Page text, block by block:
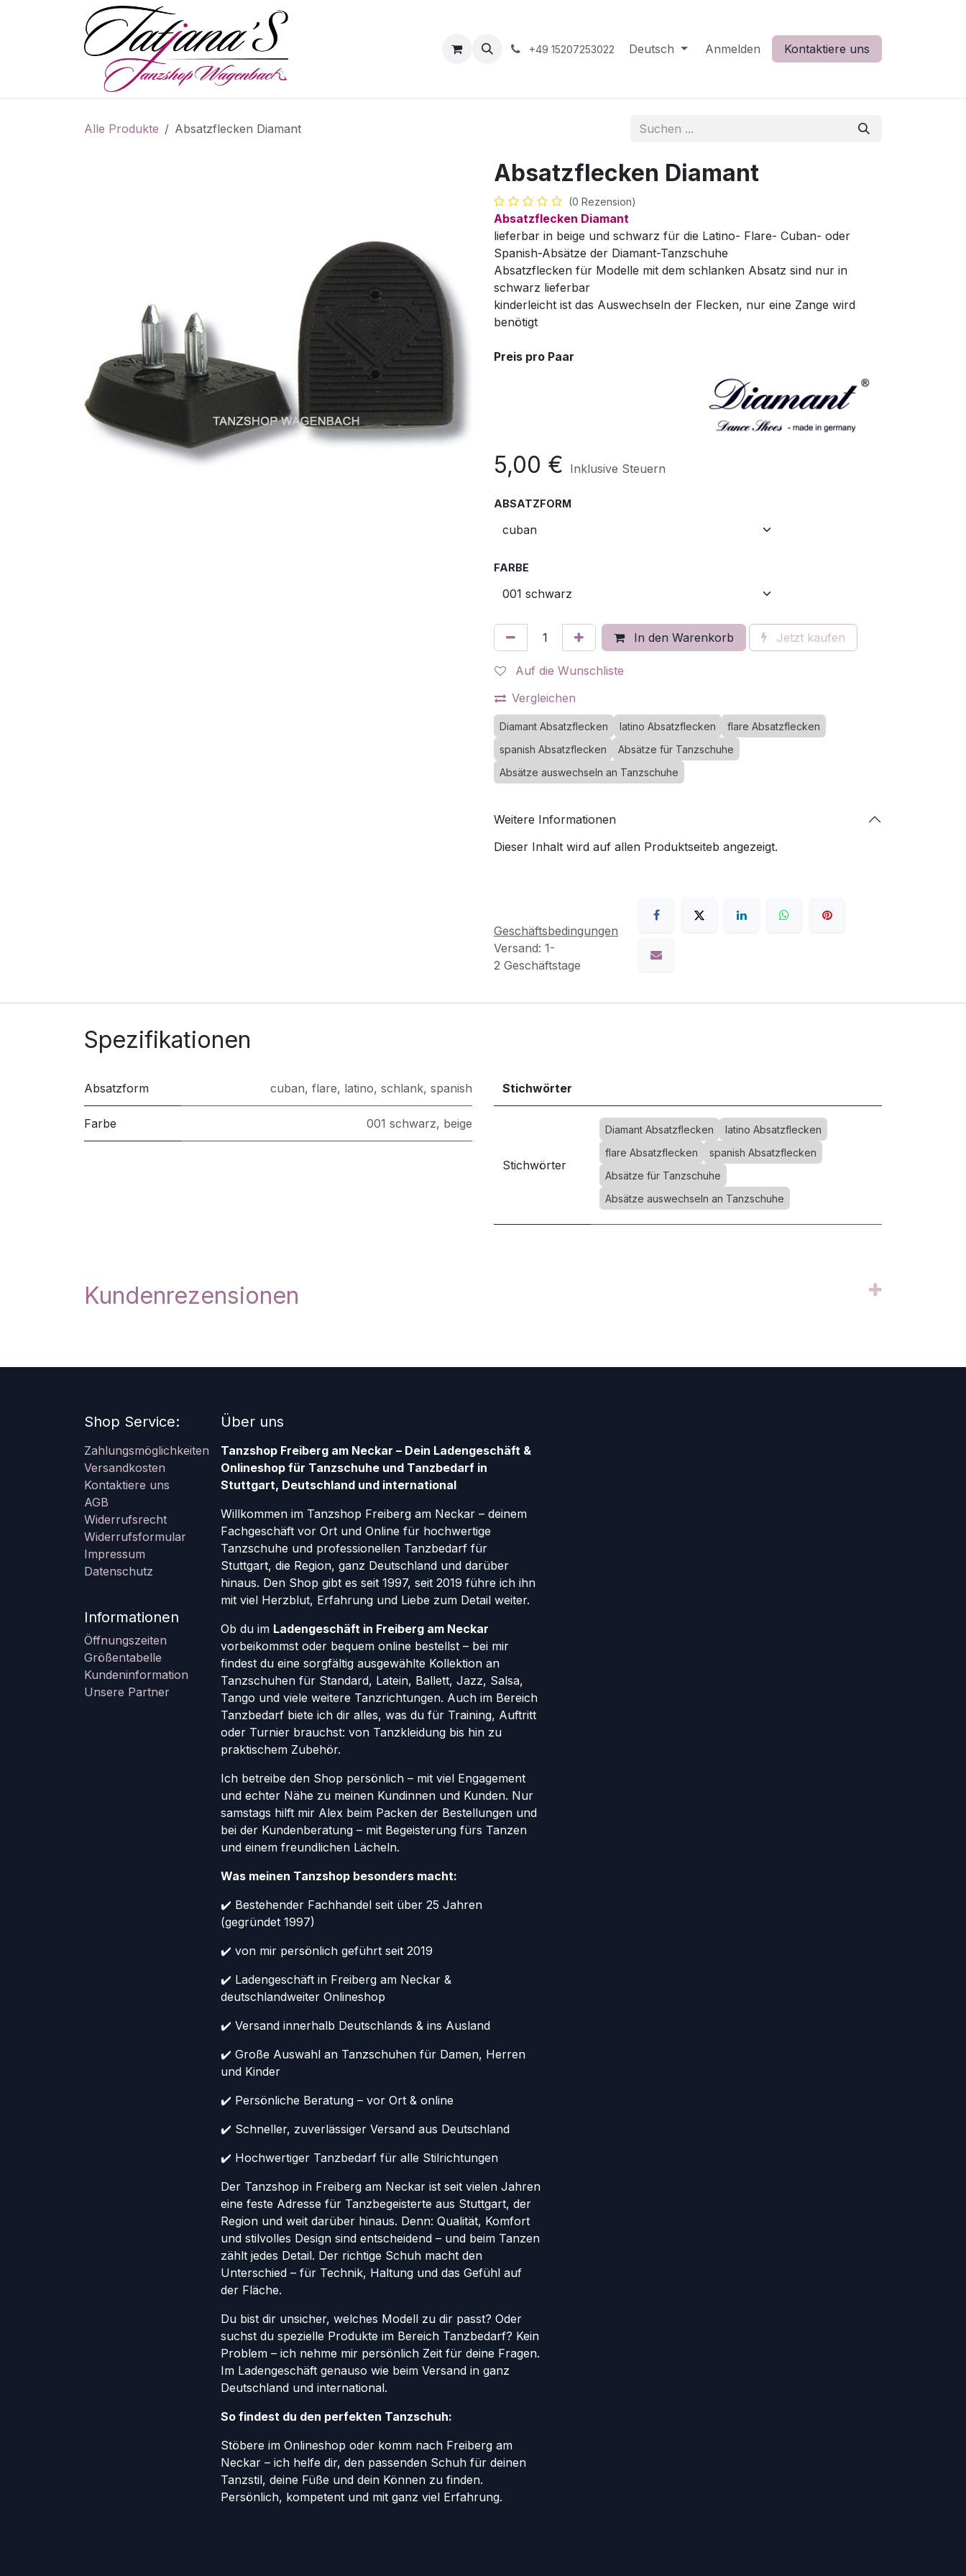
Zum Inhalt springen
Hilfe Termin +49 15207253022 Deutsch Anmelden Kontaktiere uns
Alle Produkte Absatzflecken Diamant
Absatzflecken Diamant
(0 Rezension)
Absatzflecken Diamant
lieferbar in beige und schwarz für die Latino- Flare- Cuban- oder
Spanish-Absätze der Diamant-Tanzschuhe
Absatzflecken für Modelle mit dem schlanken Absatz sind nur in
schwarz lieferbar
kinderleicht ist das Auswechseln der Flecken, nur eine Zange wird
benötigt
Preis pro Paar
5,00 € Inklusive Steuern
ABSATZFORM
FARBE
In den Warenkorb Jetzt kaufen
Auf die Wunschliste
Vergleichen
Diamant Absatzflecken latino Absatzflecken
flare Absatzflecken
spanish Absatzflecken
Absätze für Tanzschuhe
Absätze auswechseln an Tanzschuhe
Weitere Informationen
Dieser Inhalt wird auf allen Produktseiteb angezeigt.
Geschäftsbedingungen
Versand: 1-
2 Geschäftstage
Spezifikationen
Absatzform cuban, flare, latino, schlank, spanish
Farbe 001 schwarz, beige
Stichwörter
Stichwörter
Diamant Absatzflecken
latino Absatzflecken
flare Absatzflecken
spanish Absatzflecken
Absätze für Tanzschuhe
Absätze auswechseln an Tanzschuhe
Kundenrezensionen
Shop Service:
Zahlungsmöglichkeiten
Versandkosten
Kontaktiere uns
AGB
Widerrufsrecht
Widerrufsformular
Impressum
Datenschutz
Informationen
Öffnungszeiten
Größentabelle
Kundeninformation
Unsere Partner
Über uns
Tanzshop Freiberg am Neckar – Dein Ladengeschäft &
Onlineshop für Tanzschuhe und Tanzbedarf in
Stuttgart, Deutschland und international
Willkommen im Tanzshop Freiberg am Neckar – deinem
Fachgeschäft vor Ort und Online für hochwertige
Tanzschuhe und professionellen Tanzbedarf für
Stuttgart, die Region, ganz Deutschland und darüber
hinaus. Den Shop gibt es seit 1997, seit 2019 führe ich ihn
mit viel Herzblut, Erfahrung und Liebe zum Detail weiter.
Ob du im Ladengeschäft in Freiberg am Neckar
vorbeikommst oder bequem online bestellst – bei mir
findest du eine sorgfältig ausgewählte Kollektion an
Tanzschuhen für Standard, Latein, Ballett, Jazz, Salsa,
Tango und viele weitere Tanzrichtungen. Auch im Bereich
Tanzbedarf biete ich dir alles, was du für Training, Auftritt
oder Turnier brauchst: von Tanzkleidung bis hin zu
praktischem Zubehör.
Ich betreibe den Shop persönlich – mit viel Engagement
und echter Nähe zu meinen Kundinnen und Kunden. Nur
samstags hilft mir Alex beim Packen der Bestellungen und
bei der Kundenberatung – mit Begeisterung fürs Tanzen
und einem freundlichen Lächeln.
Was meinen Tanzshop besonders macht:
✔️ Bestehender Fachhandel seit über 25 Jahren
(gegründet 1997)
✔️ von mir persönlich geführt seit 2019
✔️ Ladengeschäft in Freiberg am Neckar &
deutschlandweiter Onlineshop
✔️ Versand innerhalb Deutschlands & ins Ausland
✔️ Große Auswahl an Tanzschuhen für Damen, Herren
und Kinder
✔️ Persönliche Beratung – vor Ort & online
✔️ Schneller, zuverlässiger Versand aus Deutschland
✔️ Hochwertiger Tanzbedarf für alle Stilrichtungen
Der Tanzshop in Freiberg am Neckar ist seit vielen Jahren
eine feste Adresse für Tanzbegeisterte aus Stuttgart, der
Region und weit darüber hinaus. Denn: Qualität, Komfort
und stilvolles Design sind entscheidend – und beim Tanzen
zählt jedes Detail. Der richtige Schuh macht den
Unterschied – für Technik, Haltung und das Gefühl auf
der Fläche.
Du bist dir unsicher, welches Modell zu dir passt? Oder
suchst du spezielle Produkte im Bereich Tanzbedarf? Kein
Problem – ich nehme mir persönlich Zeit für deine Fragen.
Im Ladengeschäft genauso wie beim Versand in ganz
Deutschland und international.
So findest du den perfekten Tanzschuh:
Stöbere im Onlineshop oder komm nach Freiberg am
Neckar – ich helfe dir, den passenden Schuh für deinen
Tanzstil, deine Füße und dein Können zu finden.
Persönlich, kompetent und mit ganz viel Erfahrung.